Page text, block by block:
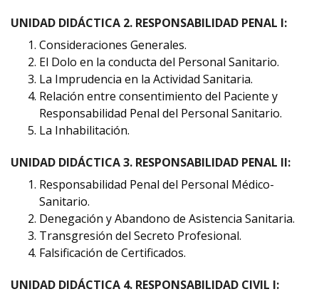
UNIDAD DIDÁCTICA 2. RESPONSABILIDAD PENAL I:
Consideraciones Generales.
El Dolo en la conducta del Personal Sanitario.
La Imprudencia en la Actividad Sanitaria.
Relación entre consentimiento del Paciente y
Responsabilidad Penal del Personal Sanitario.
La Inhabilitación.
UNIDAD DIDÁCTICA 3. RESPONSABILIDAD PENAL II:
Responsabilidad Penal del Personal Médico-
Sanitario.
Denegación y Abandono de Asistencia Sanitaria.
Transgresión del Secreto Profesional.
Falsificación de Certificados.
UNIDAD DIDÁCTICA 4. RESPONSABILIDAD CIVIL I: